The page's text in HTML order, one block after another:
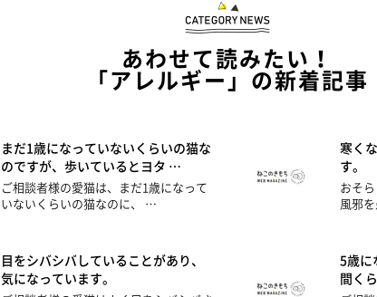
あわせて読みたい！
「アレルギー」の新着記事
まだ1歳になっていないくらいの猫な
のですが、歩いているとヨタ …
ご相談者様の愛猫は、まだ1歳になって
いないくらいの猫なのに、 …
寒く
す。
おそ
風邪
目をシバシバしていることがあり、
気になっています。
5歳に
間く